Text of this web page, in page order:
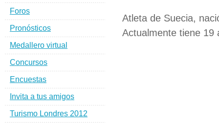
Atleta de Suecia,
Actualmente tiene 19
Foros
Pronósticos
Medallero virtual
Concursos
Encuestas
Invita a tus amigos
Turismo Londres 2012